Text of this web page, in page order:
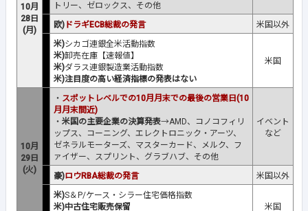
10月
28日
(月)
トリー、ゼロックス、その他
欧) ドラギECB総裁の発言
米国以外
米)シカゴ連銀全米活動指数
米)卸売在庫【速報値】
米)ダラス連銀製造業活動指数
米)注目度の高い経済指標の発表はない
米国
10月
29日
(火)
・ スポットレベルでの10月月末での最後の営業日(10
月月末間近)
・ 米国の主要企業の決算発表→AMD、コノコフィリ
ップス、コーニング、エレクトロニック・アーツ、
ゼネラルモーターズ、マスターカード、メルク、フ
ァイザー、スプリント、グラブハブ、その他
イベント
など
豪)ロウRBA総裁の発言
米国以外
米)S＆P/ケース・シラー住宅価格指数
米)中古住宅販売保留
米国